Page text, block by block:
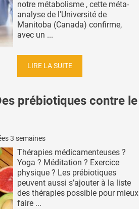
notre métabolisme , cette méta-
analyse de l'Université de
Manitoba (Canada) confirme,
avec un ...
LIRE LA SUITE
prébiotiques contre le
3 semaines
Thérapies médicamenteuses ?
Yoga ? Méditation ? Exercice
physique ? Les prébiotiques
peuvent aussi s’ajouter à la liste
des thérapies possible pour mieux
faire ...